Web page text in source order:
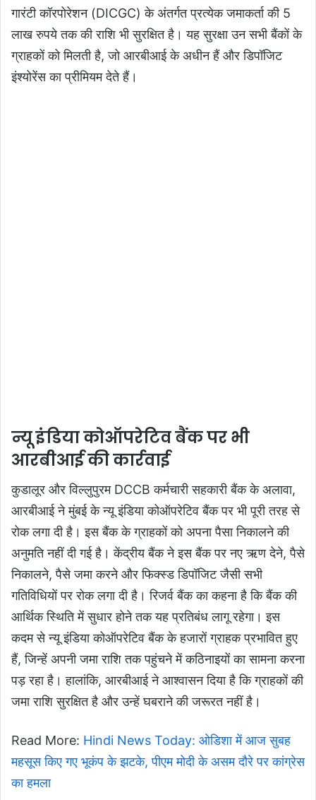
गारंटी कॉरपोरेशन (DICGC) के अंतर्गत प्रत्येक जमाकर्ता की 5
लाख रुपये तक की राशि भी सुरक्षित है। यह सुरक्षा उन सभी बैंकों के
ग्राहकों को मिलती है, जो आरबीआई के अधीन हैं और डिपॉजिट
इंश्योरेंस का प्रीमियम देते हैं।
न्यू इंडिया कोऑपरेटिव बैंक पर भी
आरबीआई की कार्रवाई
कुडालूर और विल्लुपुरम DCCB कर्मचारी सहकारी बैंक के अलावा,
आरबीआई ने मुंबई के न्यू इंडिया कोऑपरेटिव बैंक पर भी पूरी तरह से
रोक लगा दी है। इस बैंक के ग्राहकों को अपना पैसा निकालने की
अनुमति नहीं दी गई है। केंद्रीय बैंक ने इस बैंक पर नए ऋण देने, पैसे
निकालने, पैसे जमा करने और फिक्स्ड डिपॉजिट जैसी सभी
गतिविधियों पर रोक लगा दी है। रिजर्व बैंक का कहना है कि बैंक की
आर्थिक स्थिति में सुधार होने तक यह प्रतिबंध लागू रहेगा। इस
कदम से न्यू इंडिया कोऑपरेटिव बैंक के हजारों ग्राहक प्रभावित हुए
हैं, जिन्हें अपनी जमा राशि तक पहुंचने में कठिनाइयों का सामना करना
पड़ रहा है। हालांकि, आरबीआई ने आश्वासन दिया है कि ग्राहकों की
जमा राशि सुरक्षित है और उन्हें घबराने की जरूरत नहीं है।
Read More: Hindi News Today: ओडिशा में आज सुबह
महसूस किए गए भूकंप के झटके, पीएम मोदी के असम दौरे पर कांग्रेस
का हमला